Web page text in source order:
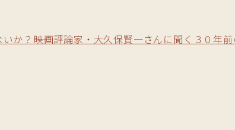
か？――映画評論家・大久保賢一さんに聞く３０年前